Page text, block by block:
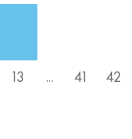
13 ... 41 42